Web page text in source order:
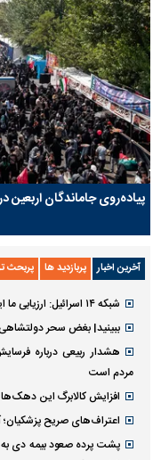
پیاده‌روی جاماندگان اربعین
آخرین اخبار پربازدید ها پربحث
شبکه ۱۴ اسرائیل: ارزیابی ما این است که ترامپ در مسیر توافق با ایران قرار دارد
ببینید| بغض سحر
هشدار ربیعی درباره
مردم است
افزایش کالابرگ این
اعتراف‌های صریح پزشکیان؛
پشت پرده صعود بیمه دی به